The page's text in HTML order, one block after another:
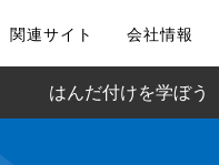
関連サイト 会社情報
はんだ付けを学ぼう